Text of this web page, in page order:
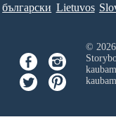
български Lietuvos
©